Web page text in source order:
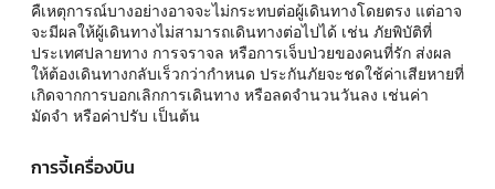
คืเหตุการณ์บางอย่างอาจจะไม่กระทบต่อผู้เดินทางโดยตรง แต่อาจ
จะมีผลให้ผู้เดินทางไม่สามารถเดินทางต่อไปได้ เช่น ภัยพิบัติที่
ประเทศปลายทาง การจราจล หรือการเจ็บป่วยของคนที่รัก ส่งผล
ให้ต้องเดินทางกลับเร็วกว่ากำหนด ประกันภัยจะชดใช้ค่าเสียหายที่
เกิดจากการบอกเลิกการเดินทาง หรือลดจำนวนวันลง เช่นค่า
มัดจำ หรือค่าปรับ เป็นต้น
การจี้เครื่องบิน